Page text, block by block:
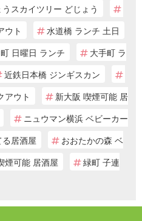
うスカイツリー どじょう
ウト
水道橋 ランチ 土日
日曜日 ランチ
大手町 ラ
近鉄日本橋 ジンギスカン
アウト
新大阪 喫煙可能 居
ニュウマン横浜 ベビーカー
居酒屋
おおたかの森 ベ
煙可能 居酒屋
緑町 子連